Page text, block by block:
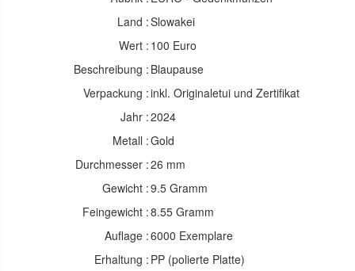
Land :Slowakei
Wert : 100 Euro
Beschreibung : Blaupause
Verpackung :inkl. Originaletui und Zertifikat
Jahr :2024
Metall :Gold
Durchmesser :26 mm
Gewicht :9.5 Gramm
Feingewicht :8.55 Gramm
Auflage :6000 Exemplare
Erhaltung : PP (polierte Platte)